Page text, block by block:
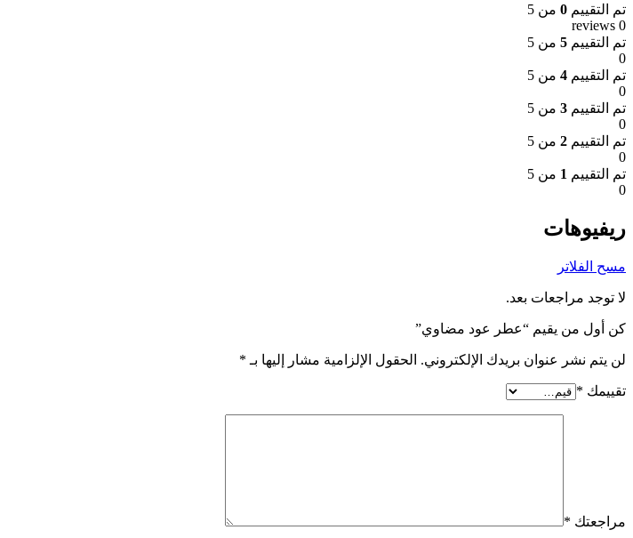
تم التقييم 0 من 5
0 reviews
تم التقييم 5 من 5
0
تم التقييم 4 من 5
0
تم التقييم 3 من 5
0
تم التقييم 2 من 5
0
تم التقييم 1 من 5
0
ريفيوهات
مسح الفلاتر
لا توجد مراجعات بعد.
كن أول من يقيم “عطر عود مضاوي”
لن يتم نشر عنوان بريدك الإلكتروني. الحقول الإلزامية مشار إليها بـ *
تقييمك *
مراجعتك *